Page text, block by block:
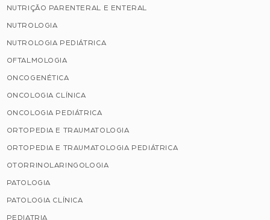
NUTRIÇÃO PARENTERAL E ENTERAL
NUTROLOGIA
NUTROLOGIA PEDIÁTRICA
OFTALMOLOGIA
ONCOGENÉTICA
ONCOLOGIA CLÍNICA
ONCOLOGIA PEDIÁTRICA
ORTOPEDIA E TRAUMATOLOGIA
ORTOPEDIA E TRAUMATOLOGIA PEDIÁTRICA
OTORRINOLARINGOLOGIA
PATOLOGIA
PATOLOGIA CLÍNICA
PEDIATRIA